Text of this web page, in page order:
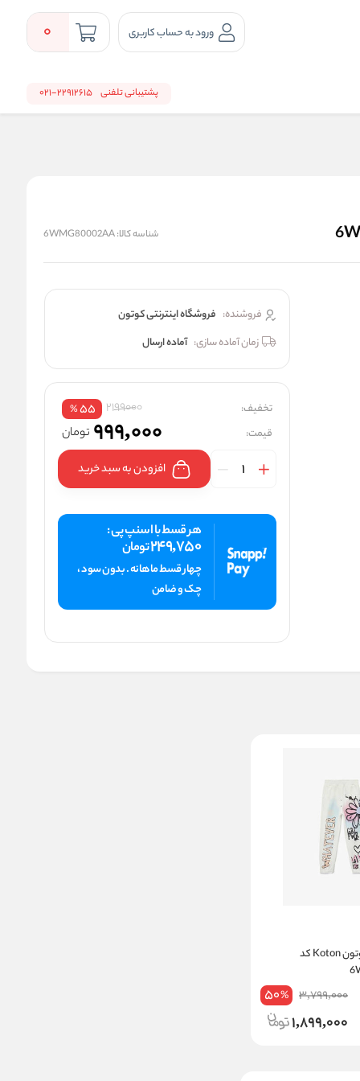
ورود به حساب کاربری 0
پشتیبانی تلفنی 22912615-021
شناسه کالا:6WMG80002AA
فروشنده: فروشگاه اینترنتی کوتون
زمان آماده سازی: آماده ارسال
تخفیف: 2199000
55
%
قیمت: 999,000 تومان
افزودن به سبد خرید
هر قسط با اسنپ پی :
249,750تومان
چهار قسط ماهانه . بدون سود ،
چک و ضامن
شلوار دخترانه کوتون Koton کد
3,799,000
50%
1,899,000